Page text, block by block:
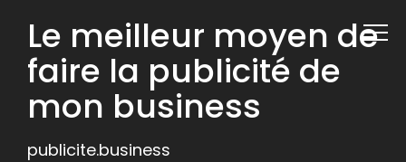
Le meilleur moyen de
faire la publicité de
mon business
publicite.business